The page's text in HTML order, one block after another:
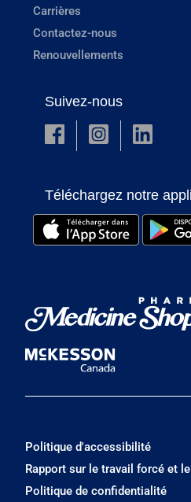
Carrières
Contactez-nous
Renouvellements
Suivez-nous
Téléchargez notre appli
Politique d'accessibilité
Rapport sur le travail forcé et
Politique de confidentialité